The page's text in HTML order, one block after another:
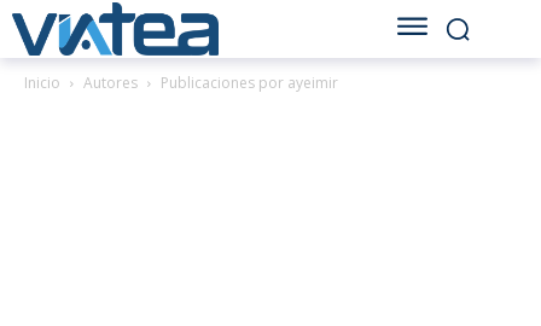
Inicio Autores Publicaciones por ayeimir